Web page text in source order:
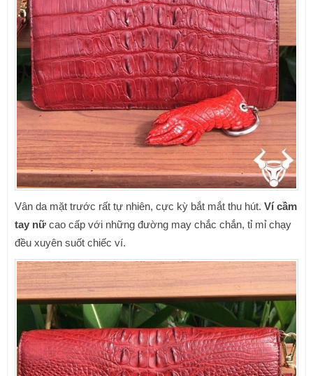
Vân da mặt trước rất tự nhiên, cực kỳ bắt mắt thu hút. Ví cầm
tay nữ cao cấp với những đường may chắc chắn, tỉ mỉ chạy
đều xuyên suốt chiếc ví.